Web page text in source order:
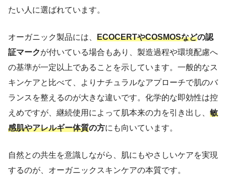
たい人に選ばれています。
オーガニック製品には、 ECOCERTやCOSMOSなどの認
証マークが付いている場合もあり、製造過程や環境配慮へ
の基準が一定以上であることを示しています。一般的なス
キンケアと比べて、よりナチュラルなアプローチで肌のバ
ランスを整えるのが大きな違いです。化学的な即効性は控
えめですが、継続使用によって肌本来の力を引き出し、 敏
感肌やアレルギー体質の方にも向いています。
自然との共生を意識しながら、肌にもやさしいケアを実現
するのが、オーガニックスキンケアの本質です。